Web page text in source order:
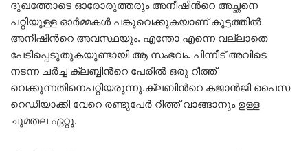
ദുഖത്തോടെ ഓരോരുത്തരും അനീഷിന്‍റെ അച്ഛനെ
പറ്റിയുള്ള ഓര്‍മ്മകള്‍ പങ്കുവെക്കുകയാണ് കൂട്ടത്തില്‍
അനീഷിന്‍റെ അവസ്ഥയും. എന്തോ എന്നെ വല്ലാതെ
പേടിപ്പെടുതുകയുണ്ടായി ആ സംഭവം. പിന്നീട് അവിടെ
നടന്ന ചര്‍ച്ച ക്ലബ്ബിന്‍റെ പേരില്‍ ഒരു റീത്ത്
വെക്കുന്നതിനെപറ്റിയരുന്നു.ക്ലബിന്‍റെ കജാന്‍ജി പൈസ
റെഡിയാക്കി വേറെ രണ്ടുപേര്‍ റീത്ത് വാങ്ങാനും ഉള്ള
ചുമതല ഏറ്റു.